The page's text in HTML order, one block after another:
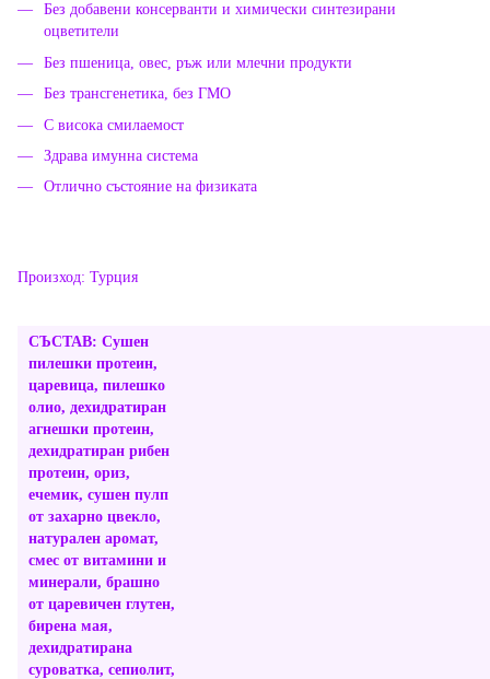
Без добавени консерванти и химически синтезирани
оцветители
Без пшеница, овес, ръж или млечни продукти
Без трансгенетика, без ГМО
С висока смилаемост
Здрава имунна система
Отлично състояние на физиката
Произход: Турция
СЪСТАВ: Сушен
пилешки протеин,
царевица, пилешко
олио, дехидратиран
агнешки протеин,
дехидратиран рибен
протеин, ориз,
ечемик, сушен пулп
от захарно цвекло,
натурален аромат,
смес от витамини и
минерали, брашно
от царевичен глутен,
бирена мая,
дехидратирана
суроватка, сепиолит,